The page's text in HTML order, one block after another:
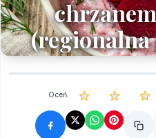
(regionalna
Oceń: